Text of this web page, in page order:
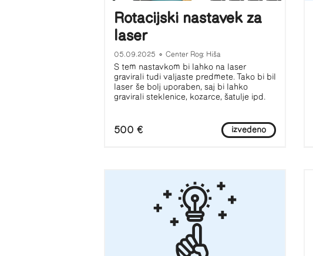
Rotacijski nastavek za
laser
05.09.2025 • Center Rog: Hiša
S tem nastavkom bi lahko na laser
gravirali tudi valjaste predmete. Tako bi bil
laser še bolj uporaben, saj bi lahko
gravirali steklenice, kozarce, šatulje ipd.
500 € izvedeno